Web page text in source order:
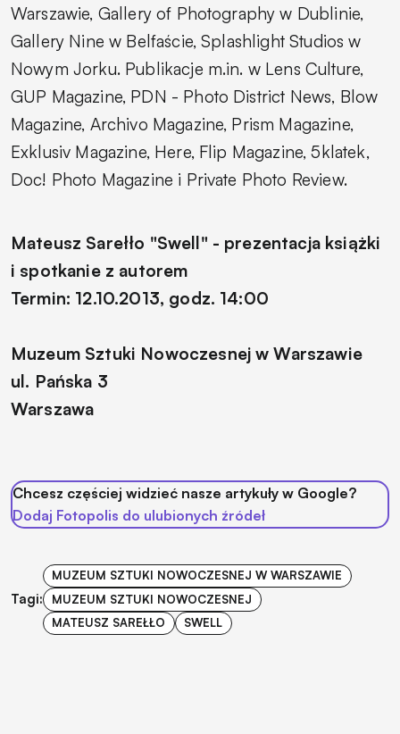
Warszawie, Gallery of Photography w Dublinie,
Gallery Nine w Belfaście, Splashlight Studios w
Nowym Jorku. Publikacje m.in. w Lens Culture,
GUP Magazine, PDN - Photo District News, Blow
Magazine, Archivo Magazine, Prism Magazine,
Exklusiv Magazine, Here, Flip Magazine, 5klatek,
Doc! Photo Magazine i Private Photo Review.
Mateusz Sarełło "Swell" - prezentacja książki
i spotkanie z autorem
Termin: 12.10.2013, godz. 14:00
Muzeum Sztuki Nowoczesnej w Warszawie
ul. Pańska 3
Warszawa
Chcesz częściej widzieć nasze artykuły w Google?
Dodaj Fotopolis do ulubionych źródeł
Tagi:
MUZEUM SZTUKI NOWOCZESNEJ W WARSZAWIE
MUZEUM SZTUKI NOWOCZESNEJ
MATEUSZ SAREŁŁO
SWELL